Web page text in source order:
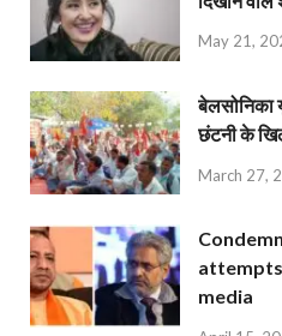
May 21,
बेलसोनिका
छंटनी के
March 27,
media